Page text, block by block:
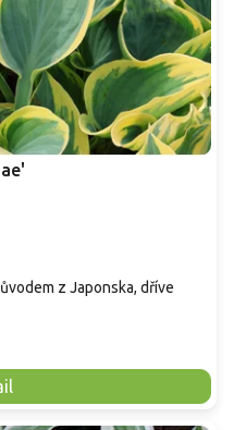
z Japonska, dříve